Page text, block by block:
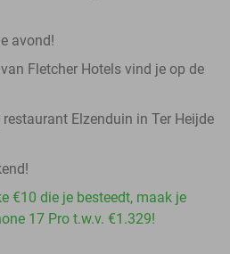
avond!
Fletcher Hotels vind je op de
Elzenduin in Ter Heijde
€10 die je besteedt, maak je
17 Pro t.w.v. €1.329!